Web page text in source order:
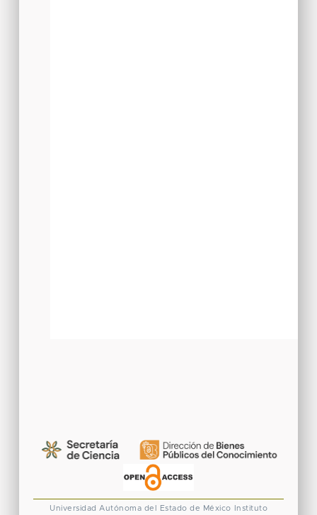
Universidad Autónoma del Estado de México Instituto